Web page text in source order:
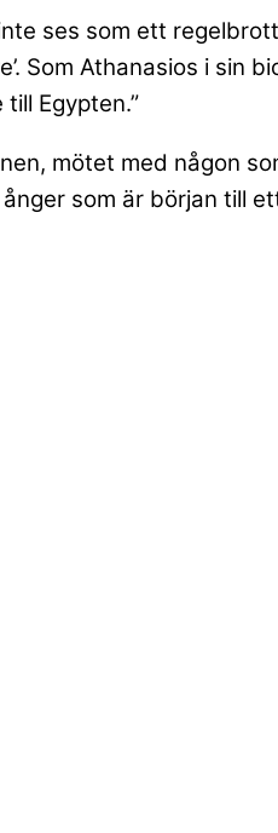
ses som ett
Som Athanasios i sin
Egypten.”
mötet med någon
som är början till